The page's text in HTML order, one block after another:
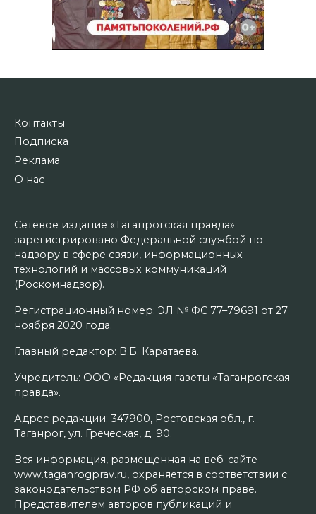
Контакты
Подписка
Реклама
О нас
Сетевое издание «Таганрогская правда»
зарегистрировано Федеральной службой по
надзору в сфере связи, информационных
технологий и массовых коммуникаций
(Роскомнадзор).
Регистрационный номер: ЭЛ № ФС 77–79691 от 27
ноября 2020 года.
Главный редактор: В.Б. Каратаева.
Учредитель: ООО «Редакция газеты «Таганрогская
правда».
Адрес редакции: 347900, Ростовская обл., г.
Таганрог, ул. Греческая, д. 90.
Вся информация, размещенная на веб-сайте
www.taganrogprav.ru, охраняется в соответствии с
законодательством РФ об авторском праве.
Представителем авторов публикаций и